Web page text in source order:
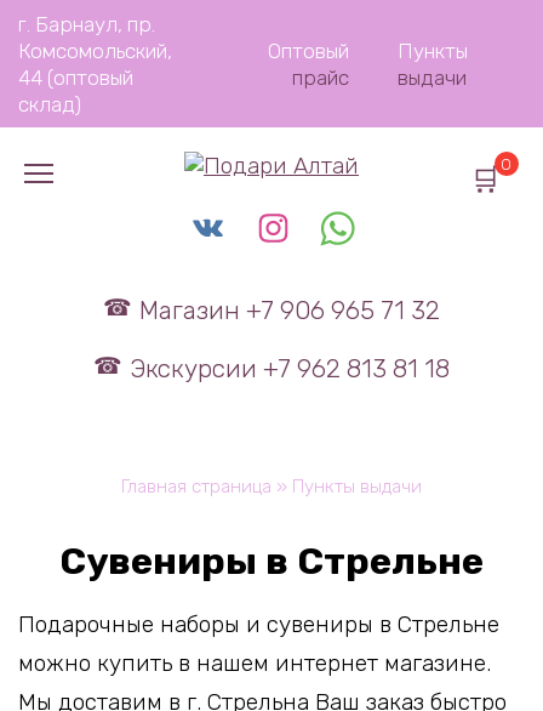
Перейти
содержанию
г. Барнаул, пр.
Комсомольский,
44 (оптовый
склад)
Оптовый
прайс
Пункты
выдачи
Магазин +7 906 965 71 32
Экскурсии +7 962 813 81 18
0
Главная страница » Пункты выдачи
Сувениры в Стрельне
Подарочные наборы и сувениры в Стрельне
можно купить в нашем интернет магазине.
Мы доставим в г. Стрельна Ваш заказ быстро